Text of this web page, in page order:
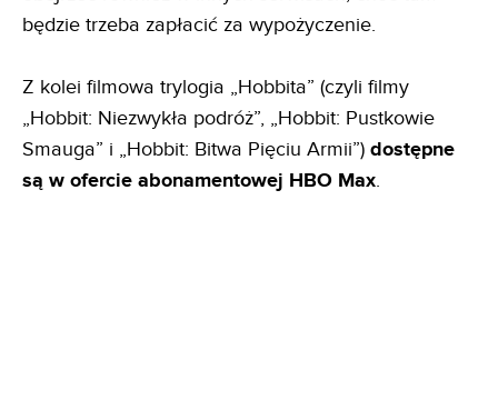
będzie trzeba zapłacić za wypożyczenie.
Z kolei filmowa trylogia „Hobbita” (czyli filmy
„Hobbit: Niezwykła podróż”, „Hobbit: Pustkowie
Smauga” i „Hobbit: Bitwa Pięciu Armii”) dostępne
są w ofercie abonamentowej HBO Max.